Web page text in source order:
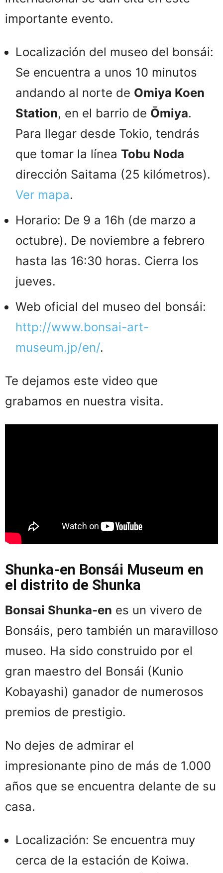
importante evento.
Localización del museo del bonsái:
Se encuentra a unos 10 minutos
andando al norte de Omiya Koen
Station, en el barrio de Ōmiya.
Para llegar desde Tokio, tendrás
que tomar la línea Tobu Noda
dirección Saitama (25 kilómetros).
Ver mapa.
Horario: De 9 a 16h (de marzo a
octubre). De noviembre a febrero
hasta las 16:30 horas. Cierra los
jueves.
Web oficial del museo del bonsái:
http://www.bonsai-art-
museum.jp/en/.
Te dejamos este video que
grabamos en nuestra visita.
Shunka-en Bonsái Museum en
el distrito de Shunka
Bonsai Shunka-en es un vivero de
Bonsáis, pero también un maravilloso
museo. Ha sido construido por el
gran maestro del Bonsái (Kunio
Kobayashi) ganador de numerosos
premios de prestigio.
No dejes de admirar el
impresionante pino de más de 1.000
años que se encuentra delante de su
casa.
Localización: Se encuentra muy
cerca de la estación de Koiwa.